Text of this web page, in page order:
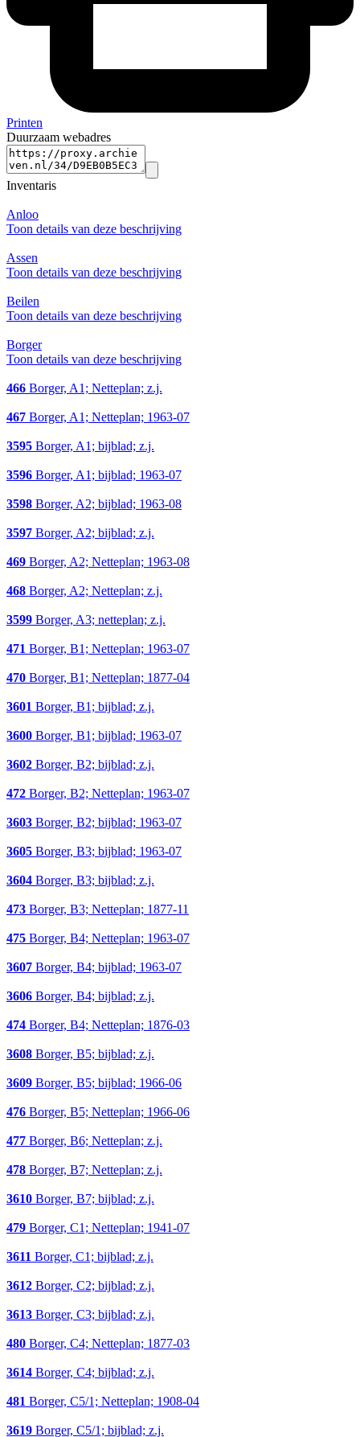
Printen
Duurzaam webadres
Inventaris
Anloo
Toon details van deze beschrijving
Assen
Toon details van deze beschrijving
Beilen
Toon details van deze beschrijving
Borger
Toon details van deze beschrijving
466 Borger, A1; Netteplan; z.j.
467 Borger, A1; Netteplan; 1963-07
3595 Borger, A1; bijblad; z.j.
3596 Borger, A1; bijblad; 1963-07
3598 Borger, A2; bijblad; 1963-08
3597 Borger, A2; bijblad; z.j.
469 Borger, A2; Netteplan; 1963-08
468 Borger, A2; Netteplan; z.j.
3599 Borger, A3; netteplan; z.j.
471 Borger, B1; Netteplan; 1963-07
470 Borger, B1; Netteplan; 1877-04
3601 Borger, B1; bijblad; z.j.
3600 Borger, B1; bijblad; 1963-07
3602 Borger, B2; bijblad; z.j.
472 Borger, B2; Netteplan; 1963-07
3603 Borger, B2; bijblad; 1963-07
3605 Borger, B3; bijblad; 1963-07
3604 Borger, B3; bijblad; z.j.
473 Borger, B3; Netteplan; 1877-11
475 Borger, B4; Netteplan; 1963-07
3607 Borger, B4; bijblad; 1963-07
3606 Borger, B4; bijblad; z.j.
474 Borger, B4; Netteplan; 1876-03
3608 Borger, B5; bijblad; z.j.
3609 Borger, B5; bijblad; 1966-06
476 Borger, B5; Netteplan; 1966-06
477 Borger, B6; Netteplan; z.j.
478 Borger, B7; Netteplan; z.j.
3610 Borger, B7; bijblad; z.j.
479 Borger, C1; Netteplan; 1941-07
3611 Borger, C1; bijblad; z.j.
3612 Borger, C2; bijblad; z.j.
3613 Borger, C3; bijblad; z.j.
480 Borger, C4; Netteplan; 1877-03
3614 Borger, C4; bijblad; z.j.
481 Borger, C5/1; Netteplan; 1908-04
3619 Borger, C5/1; bijblad; z.j.